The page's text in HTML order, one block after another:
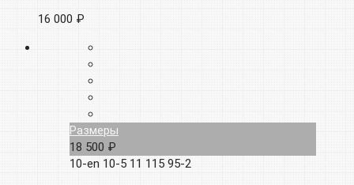
16 000 ₽
Размеры
18 500 ₽
10-en 10-5 11 115 95-2